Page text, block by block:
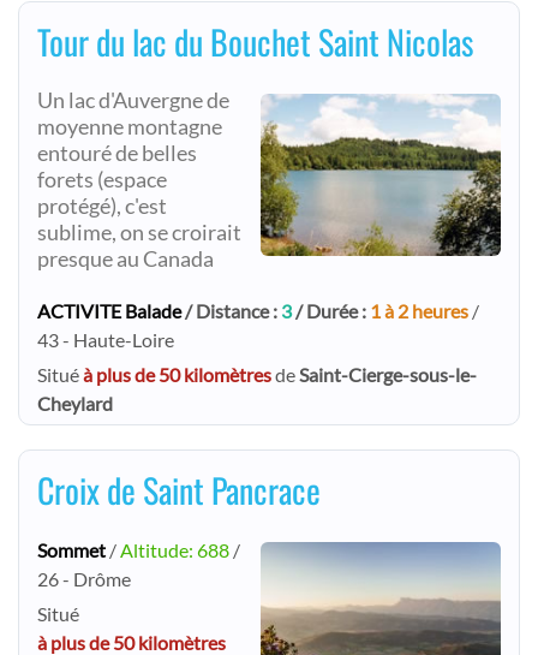
Tour du lac du Bouchet Saint Nicolas
Un lac d'Auvergne de
moyenne montagne
entouré de belles
forets (espace
protégé), c'est
sublime, on se croirait
presque au Canada
ACTIVITE Balade/ Distance : 3/ Durée : 1 à 2 heures /
43 - Haute-Loire
Situéà plus de 50 kilomètresdeSaint-Cierge-sous-le-
Cheylard
Croix de Saint Pancrace
Sommet /Altitude: 688 /
26 - Drôme
Situé
à plus de 50 kilomètres